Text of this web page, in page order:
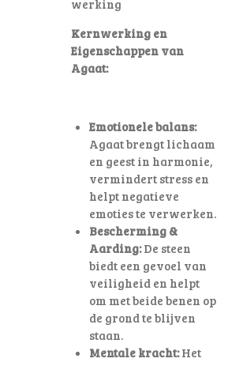
werking
Kernwerking en
Eigenschappen van
Agaat:
Emotionele balans:
Agaat brengt lichaam
en geest in harmonie,
vermindert stress en
helpt negatieve
emoties te verwerken.
Bescherming &
Aarding:De steen
biedt een gevoel van
veiligheid en helpt
om met beide benen op
de grond te blijven
staan.
Mentale kracht:Het